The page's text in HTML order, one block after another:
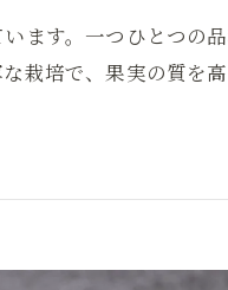
ます。一つひとつの
栽培で、果実の質を